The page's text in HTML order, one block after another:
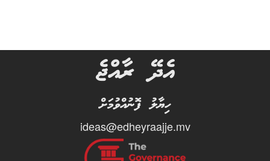
އެދޭ ރާއްޖެ
ހިޔާލު ފޮނުއްވުމަށް
ideas@edheyraajje.mv